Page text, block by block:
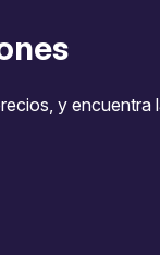
y encuentra